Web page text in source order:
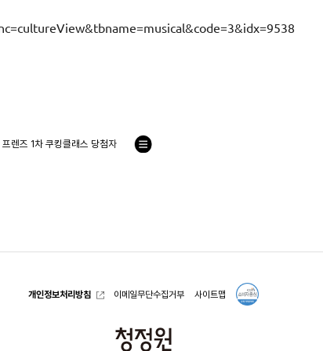
렌즈 1차 쿠킹클래스 당첨자
목
개인정보처리방침 이메일무단수집거부 사이트맵
청